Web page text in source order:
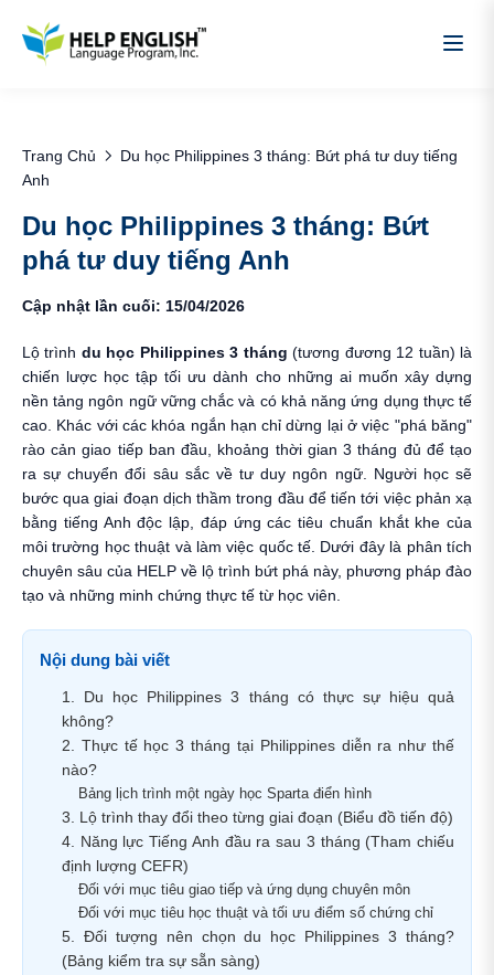
Trang Chủ
Du học Philippines 3 tháng: Bứt phá tư duy tiếng
Anh
Du học Philippines 3 tháng: Bứt
phá tư duy tiếng Anh
Cập nhật lần cuối: 15/04/2026
Lộ trình du học Philippines 3 tháng (tương đương 12 tuần) là
chiến lược học tập tối ưu dành cho những ai muốn xây dựng
nền tảng ngôn ngữ vững chắc và có khả năng ứng dụng thực tế
cao. Khác với các khóa ngắn hạn chỉ dừng lại ở việc "phá băng"
rào cản giao tiếp ban đầu, khoảng thời gian 3 tháng đủ để tạo
ra sự chuyển đổi sâu sắc về tư duy ngôn ngữ. Người học sẽ
bước qua giai đoạn dịch thầm trong đầu để tiến tới việc phản xạ
bằng tiếng Anh độc lập, đáp ứng các tiêu chuẩn khắt khe của
môi trường học thuật và làm việc quốc tế. Dưới đây là phân tích
chuyên sâu của HELP về lộ trình bứt phá này, phương pháp đào
tạo và những minh chứng thực tế từ học viên.
Nội dung bài viết
1. Du học Philippines 3 tháng có thực sự hiệu quả
không?
2. Thực tế học 3 tháng tại Philippines diễn ra như thế
nào?
Bảng lịch trình một ngày học Sparta điển hình
3. Lộ trình thay đổi theo từng giai đoạn (Biểu đồ tiến độ)
4. Năng lực Tiếng Anh đầu ra sau 3 tháng (Tham chiếu
định lượng CEFR)
Đối với mục tiêu giao tiếp và ứng dụng chuyên môn
Đối với mục tiêu học thuật và tối ưu điểm số chứng chỉ
5. Đối tượng nên chọn du học Philippines 3 tháng?
(Bảng kiểm tra sự sẵn sàng)